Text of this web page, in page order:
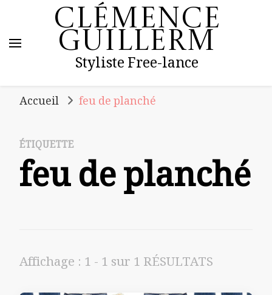
Clémence
Guillerm
Styliste Free-lance
Accueil feu de planché
ÉTIQUETTE
feu de planché
Affichage : 1 - 1 sur 1 RÉSULTATS